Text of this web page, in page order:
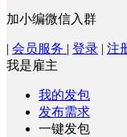
加小编微信入群
| 会员服务 | 登录 | 注
我是雇主
我的发包
发布需求
一键发包